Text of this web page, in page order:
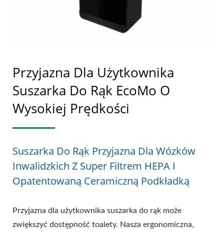
Przyjazna Dla Użytkownika
Suszarka Do Rąk EcoMo O
Wysokiej Prędkości
Suszarka Do Rąk Przyjazna Dla Wózków
Inwalidzkich Z Super Filtrem HEPA I
Opatentowaną Ceramiczną Podkładką
Przyjazna dla użytkownika suszarka do rąk może
zwiększyć dostępność toalety. Nasza ergonomiczna,